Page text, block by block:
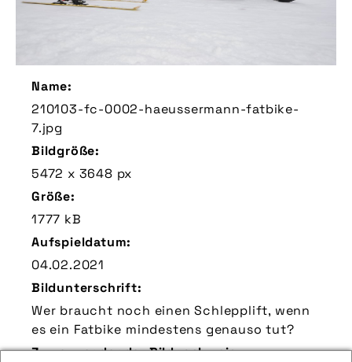
Name:
210103-fc-0002-haeussermann-fatbike-
7.jpg
Bildgröße:
5472 x 3648 px
Größe:
1777 kB
Aufspieldatum:
04.02.2021
Bildunterschrift:
Wer braucht noch einen Schlepplift, wenn
es ein Fatbike mindestens genauso tut?
Zu verwendender Bildnachweis: